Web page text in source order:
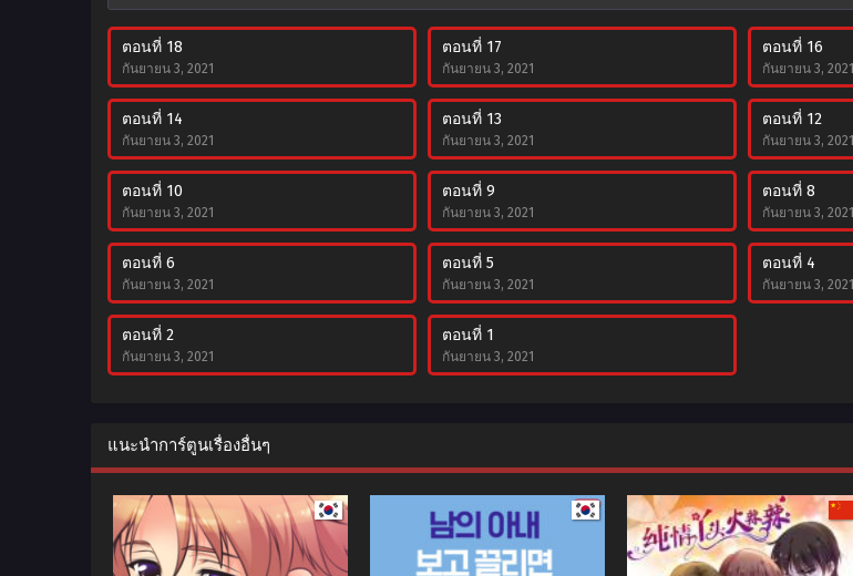
ตอนที่ 18
กันยายน 3, 2021
ตอนที่ 17
กันยายน 3, 2021
ตอนที่ 16
กันยายน 3, 2021
ตอนที่ 14
กันยายน 3, 2021
ตอนที่ 13
กันยายน 3, 2021
ตอนที่ 12
กันยายน 3, 2021
ตอนที่ 10
กันยายน 3, 2021
ตอนที่ 9
กันยายน 3, 2021
ตอนที่ 8
กันยายน 3, 2021
ตอนที่ 6
กันยายน 3, 2021
ตอนที่ 5
กันยายน 3, 2021
ตอนที่ 4
กันยายน 3, 2021
ตอนที่ 2
กันยายน 3, 2021
ตอนที่ 1
กันยายน 3, 2021
แนะนำการ์ตูนเรื่องอื่นๆ